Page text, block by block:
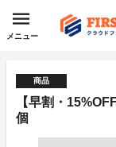
メニュー
商品
【早割・
個